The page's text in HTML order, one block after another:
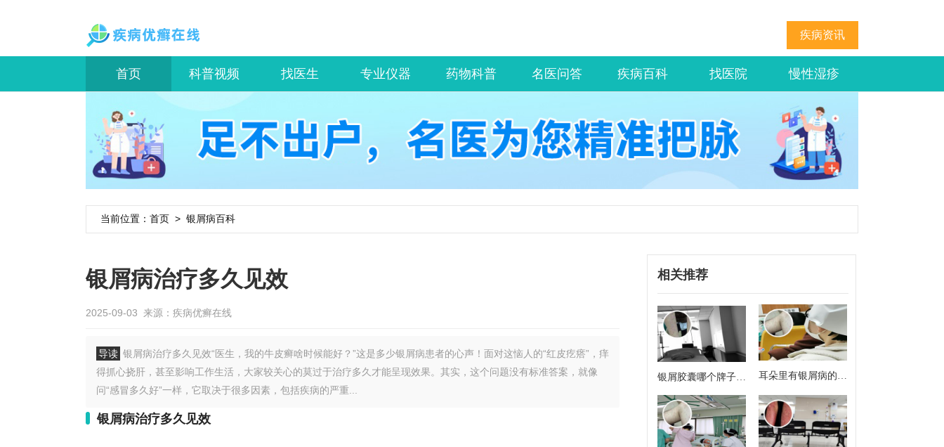
疾病资讯
首页 科普视频 找医生 专业仪器 药物科普 名医问答 疾病百科 找医院 慢性湿疹
当前位置： 首页 > 银屑病百科
银屑病治疗多久见效
2025-09-03 来源： 疾病优癣在线
导读 银屑病治疗多久见效“医生，我的牛皮癣啥时候能好？”这是多少银屑病患者的心声！面对这恼人的“红皮疙瘩”，痒
得抓心挠肝，甚至影响工作生活，大家较关心的莫过于治疗多久才能呈现效果。其实，这个问题没有标准答案，就像
问“感冒多久好”一样，它取决于很多因素，包括疾病的严重...
银屑病治疗多久见效
相关推荐
银屑胶囊哪个牌子效
果好
耳朵里有银屑病的症